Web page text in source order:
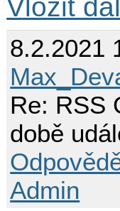
Vložit
8.2.2021
Re: RSS
době
Admin